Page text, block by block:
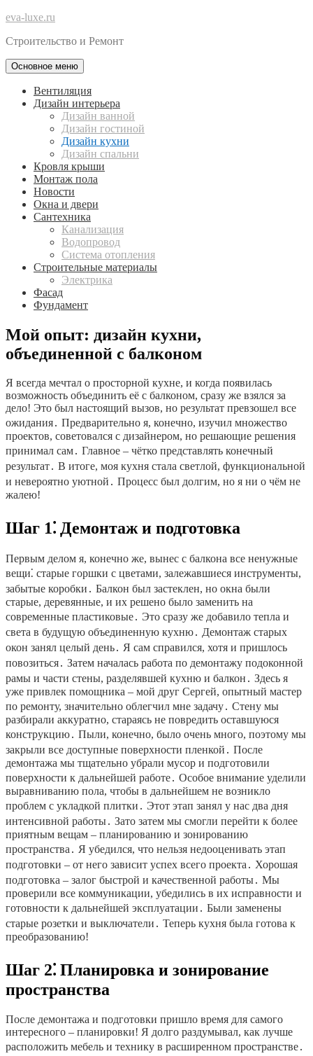
eva-luxe.ru
Строительство и Ремонт
Основное меню
Вентиляция
Дизайн интерьера
Дизайн ванной
Дизайн гостиной
Дизайн кухни
Дизайн спальни
Кровля крыши
Монтаж пола
Новости
Окна и двери
Сантехника
Канализация
Водопровод
Система отопления
Строительные материалы
Электрика
Фасад
Фундамент
Мой опыт: дизайн кухни,
объединенной с балконом
Я всегда мечтал о просторной кухне, и когда появилась
возможность объединить её с балконом, сразу же взялся за
дело! Это был настоящий вызов, но результат превзошел все
ожидания․ Предварительно я, конечно, изучил множество
проектов, советовался с дизайнером, но решающие решения
принимал сам․ Главное – чётко представлять конечный
результат․ В итоге, моя кухня стала светлой, функциональной
и невероятно уютной․ Процесс был долгим, но я ни о чём не
жалею!
Шаг 1⁚ Демонтаж и подготовка
Первым делом я, конечно же, вынес с балкона все ненужные
вещи⁚ старые горшки с цветами, залежавшиеся инструменты,
забытые коробки․ Балкон был застеклен, но окна были
старые, деревянные, и их решено было заменить на
современные пластиковые․ Это сразу же добавило тепла и
света в будущую объединенную кухню․ Демонтаж старых
окон занял целый день․ Я сам справился, хотя и пришлось
повозиться․ Затем началась работа по демонтажу подоконной
рамы и части стены, разделявшей кухню и балкон․ Здесь я
уже привлек помощника – мой друг Сергей, опытный мастер
по ремонту, значительно облегчил мне задачу․ Стену мы
разбирали аккуратно, стараясь не повредить оставшуюся
конструкцию․ Пыли, конечно, было очень много, поэтому мы
закрыли все доступные поверхности пленкой․ После
демонтажа мы тщательно убрали мусор и подготовили
поверхности к дальнейшей работе․ Особое внимание уделили
выравниванию пола, чтобы в дальнейшем не возникло
проблем с укладкой плитки․ Этот этап занял у нас два дня
интенсивной работы․ Зато затем мы смогли перейти к более
приятным вещам – планированию и зонированию
пространства․ Я убедился, что нельзя недооценивать этап
подготовки – от него зависит успех всего проекта․ Хорошая
подготовка – залог быстрой и качественной работы․ Мы
проверили все коммуникации, убедились в их исправности и
готовности к дальнейшей эксплуатации․ Были заменены
старые розетки и выключатели․ Теперь кухня была готова к
преобразованию!
Шаг 2⁚ Планировка и зонирование
пространства
После демонтажа и подготовки пришло время для самого
интересного – планировки! Я долго раздумывал, как лучше
расположить мебель и технику в расширенном пространстве․